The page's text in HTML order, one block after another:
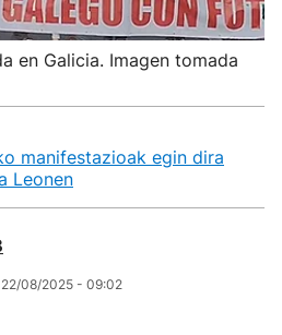
en Galicia. Imagen tomada
manifestazioak egin dira
Leonen
22/08/2025 - 09:02